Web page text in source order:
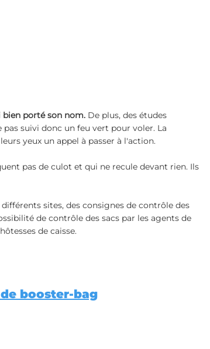
bien porté son nom. De plus, des études
suivi donc un feu vert pour voler. La
yeux un appel à passer à l'action.
pas de culot et qui ne recule devant rien. Ils
sites, des consignes de contrôle des
de contrôle des sacs par les agents de
de caisse.
booster-bag